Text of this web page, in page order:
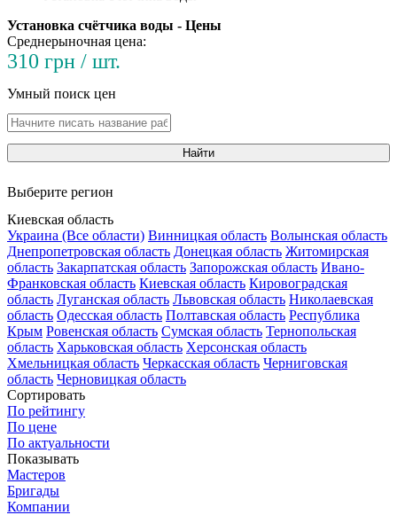
Установка счётчика воды - Цены
Среднерыночная цена:
310 грн / шт.
Умный поиск цен
Найти
Выберите регион
Киевская область
Украина (Все области) Винницкая область Волынская область
Днепропетровская область Донецкая область Житомирская
область Закарпатская область Запорожская область Ивано-
Франковская область Киевская область Кировоградская
область Луганская область Львовская область Николаевская
область Одесская область Полтавская область Республика
Крым Ровенская область Сумская область Тернопольская
область Харьковская область Херсонская область
Хмельницкая область Черкасская область Черниговская
область Черновицкая область
Сортировать
По рейтингу
По цене
По актуальности
Показывать
Мастеров
Бригады
Компании